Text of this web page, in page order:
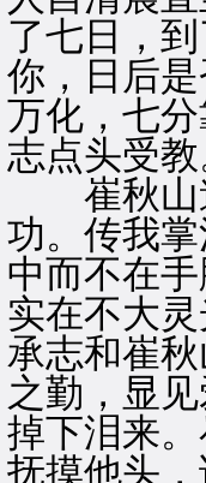
了七日，
你，日后
万化，七
志点头受教
崔秋山道
功。传我
中而不在
实在不大
承志和崔
之勤，显
掉下泪来
抚摸他头